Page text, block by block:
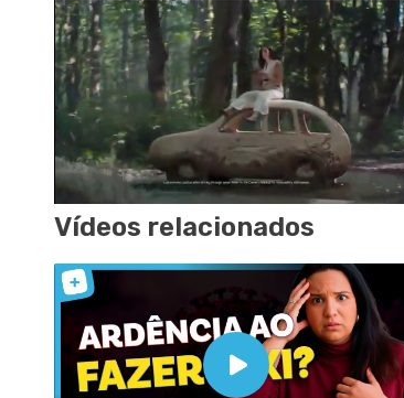
Vídeos relacionados